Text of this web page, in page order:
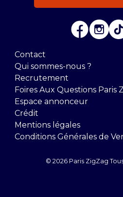
Contact
Qui sommes-nous ?
Recrutement
Foires Aux Questions Paris
Espace annonceur
Crédit
Mentions légales
Conditions Générales de
© 2026 Paris ZigZag